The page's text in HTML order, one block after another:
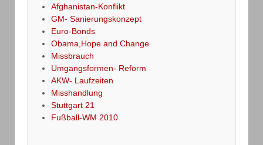
Afghanistan-Konflikt
GM- Sanierungskonzept
Euro-Bonds
Obama,Hope and Change
Missbrauch
Umgangsformen- Reform
AKW- Laufzeiten
Misshandlung
Stuttgart 21
Fußball-WM 2010